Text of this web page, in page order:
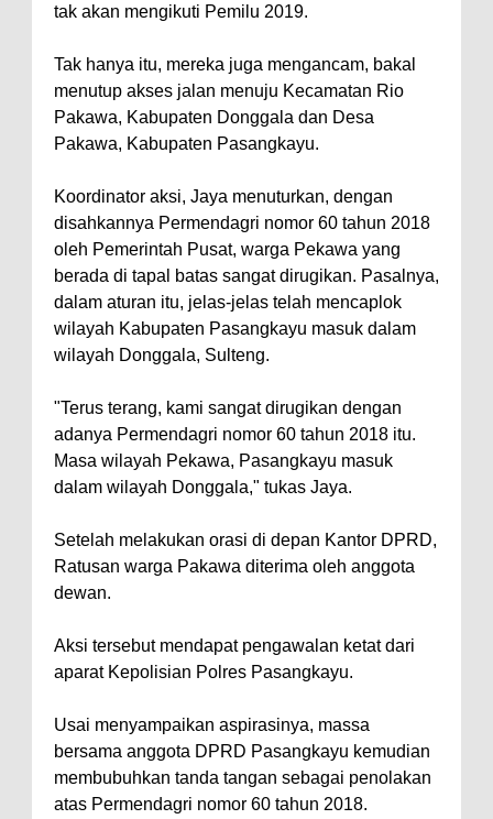
tak akan mengikuti Pemilu 2019.
Tak hanya itu, mereka juga mengancam, bakal
menutup akses jalan menuju Kecamatan Rio
Pakawa, Kabupaten Donggala dan Desa
Pakawa, Kabupaten Pasangkayu.
Koordinator aksi, Jaya menuturkan, dengan
disahkannya Permendagri nomor 60 tahun 2018
oleh Pemerintah Pusat, warga Pekawa yang
berada di tapal batas sangat dirugikan. Pasalnya,
dalam aturan itu, jelas-jelas telah mencaplok
wilayah Kabupaten Pasangkayu masuk dalam
wilayah Donggala, Sulteng.
"Terus terang, kami sangat dirugikan dengan
adanya Permendagri nomor 60 tahun 2018 itu.
Masa wilayah Pekawa, Pasangkayu masuk
dalam wilayah Donggala," tukas Jaya.
Setelah melakukan orasi di depan Kantor DPRD,
Ratusan warga Pakawa diterima oleh anggota
dewan.
Aksi tersebut mendapat pengawalan ketat dari
aparat Kepolisian Polres Pasangkayu.
Usai menyampaikan aspirasinya, massa
bersama anggota DPRD Pasangkayu kemudian
membubuhkan tanda tangan sebagai penolakan
atas Permendagri nomor 60 tahun 2018.